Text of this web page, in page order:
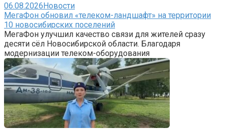
06.08.2026Новости
МегаФон обновил «телеком-ландшафт» на территории
10 новосибирских поселений
МегаФон улучшил качество связи для жителей сразу
десяти сёл Новосибирской области. Благодаря
модернизации телеком-оборудования